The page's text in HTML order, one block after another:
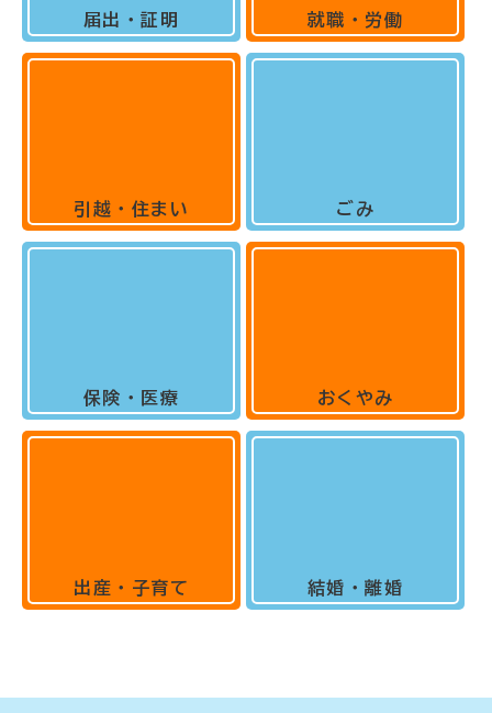
届出・証明
引越・住まい
保険・医療
出産・子育て
就職・労働
ごみ
おくやみ
結婚・離婚